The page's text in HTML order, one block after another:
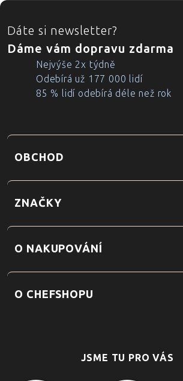
ZÁPATÍ
Dáte si newsletter?
Dáme vám dopravu zdarma
Nejvýše 2x týdně
Odebírá už 177 000 lidí
85 % lidí odebírá déle než rok
OBCHOD
ZNAČKY
O NAKUPOVÁNÍ
O CHEFSHOPU
JSME TU PRO VÁS